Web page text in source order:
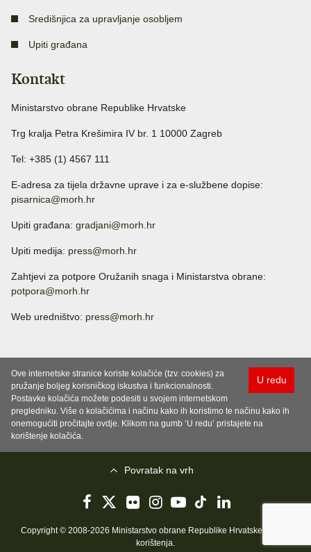
Središnjica za upravljanje osobljem
Upiti građana
Kontakt
Ministarstvo obrane Republike Hrvatske
Trg kralja Petra Krešimira IV br. 1 10000 Zagreb
Tel: +385 (1) 4567 111
E-adresa za tijela državne uprave i za e-službene dopise:
pisarnica@morh.hr
Upiti građana: gradjani@morh.hr
Upiti medija: press@morh.hr
Zahtjevi za potpore Oružanih snaga i Ministarstva obrane:
potpora@morh.hr
Web uredništvo: press@morh.hr
U redu
Ove internetske stranice koriste kolačiće (tzv. cookies) za
pružanje boljeg korisničkog iskustva i funkcionalnosti.
Postavke kolačića možete podesiti u svojem internetskom
pregledniku. Više o kolačićima i načinu kako ih koristimo te načinu kako ih
onemogućiti pročitajte ovdje. Klikom na gumb ‘U redu’ pristajete na
korištenje kolačića.
Povratak na vrh
Copyright © 2008-2026 Ministarstvo obrane Republike Hrvatske..
korištenja.